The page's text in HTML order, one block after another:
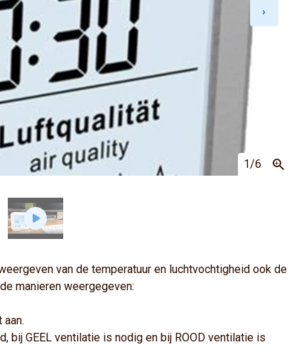
1/6
van de temperatuur en luchtvochtigheid ook de
manieren weergegeven:
bij GEEL ventilatie is nodig en bij ROOD ventilatie is